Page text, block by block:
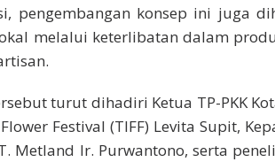
pengembangan konsep ini juga
melalui keterlibatan dalam
turut dihadiri Ketua TP-PKK
Festival (TIFF) Levita Supit,
Metland Ir. Purwantono, serta